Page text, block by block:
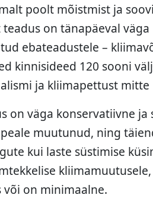
poolt mõistmist ja
on tänapäeval väga
ebateadustele –
kinnisideed 120 sooni
ja kliimapettust
on väga konservatiivne ja
muutunud, ning
kui laste süstimise
või on minimaalne.